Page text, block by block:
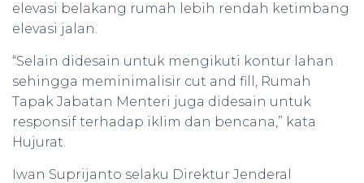
elevasi belakang rumah lebih rendah ketimbang
elevasi jalan.
“Selain didesain untuk mengikuti kontur lahan
sehingga meminimalisir cut and fill, Rumah
Tapak Jabatan Menteri juga didesain untuk
responsif terhadap iklim dan bencana,” kata
Hujurat.
Iwan Suprijanto selaku Direktur Jenderal